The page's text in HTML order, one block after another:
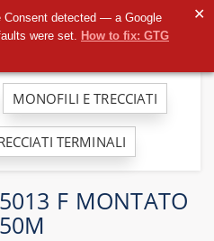
detected — a Google
were set. How to fix: GTG
✕
MONOFILI E TRECCIATI
TERMINALI
F MONTATO